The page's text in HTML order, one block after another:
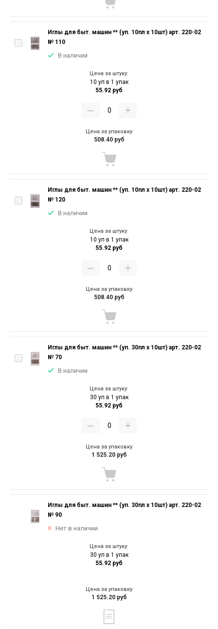
Иглы для быт. машин ** (уп. 10пл х 10шт) арт. 220-02
№ 110
В наличии
Цена за штуку:
10 уп в 1 упак
55.92 руб
Цена за упаковку
508.40 руб
Иглы для быт. машин ** (уп. 10пл х 10шт) арт. 220-02
№ 120
В наличии
Цена за штуку:
10 уп в 1 упак
55.92 руб
Цена за упаковку
508.40 руб
Иглы для быт. машин ** (уп. 30пл х 10шт) арт. 220-02
№ 70
В наличии
Цена за штуку:
30 уп в 1 упак
55.92 руб
Цена за упаковку
1 525.20 руб
Иглы для быт. машин ** (уп. 30пл х 10шт) арт. 220-02
№ 90
Нет в наличии
Цена за штуку:
30 уп в 1 упак
55.92 руб
Цена за упаковку
1 525.20 руб